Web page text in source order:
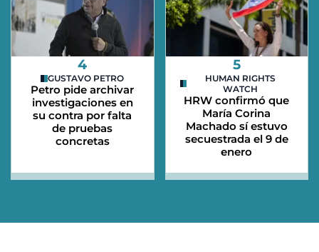
4
GUSTAVO PETRO
Petro pide archivar
investigaciones en
su contra por falta
de pruebas
concretas
5
HUMAN RIGHTS
WATCH
HRW confirmó que
María Corina
Machado sí estuvo
secuestrada el 9 de
enero